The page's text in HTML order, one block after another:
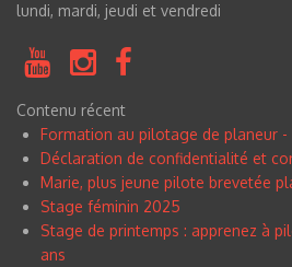
lundi, mardi, jeudi et vendredi
Contenu récent
Formation au pilotage de planeur
Déclaration de confidentialité et
Marie, plus jeune pilote brevetée
Stage féminin 2025
Stage de printemps : apprenez à
ans